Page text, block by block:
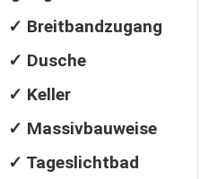
✓ Breitbandzugang
✓ Dusche
✓ Keller
✓ Massivbauweise
✓ Tageslichtbad